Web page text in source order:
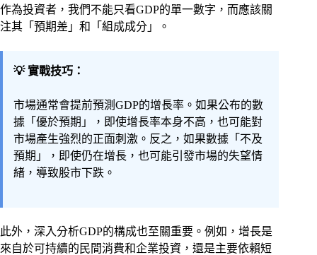
作為投資者，我們不能只看GDP的單一數字，而應該關
注其「預期差」和「組成成分」。
💡 實戰技巧：
市場通常會提前預測GDP的增長率。如果公布的數
據「優於預期」，即使增長率本身不高，也可能對
市場產生強烈的正面刺激。反之，如果數據「不及
預期」，即使仍在增長，也可能引發市場的失望情
緒，導致股市下跌。
此外，深入分析GDP的構成也至關重要。例如，增長是
來自於可持續的民間消費和企業投資，還是主要依賴短